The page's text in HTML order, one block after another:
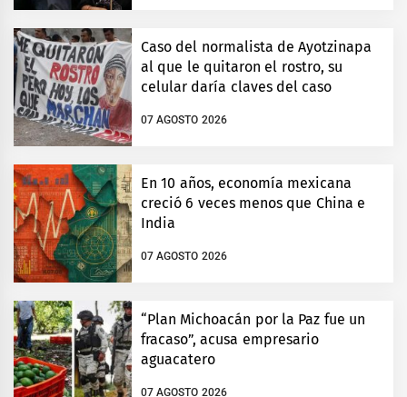
Caso del normalista de Ayotzinapa
al que le quitaron el rostro, su
celular daría claves del caso
07 AGOSTO 2026
En 10 años, economía mexicana
creció 6 veces menos que China e
India
07 AGOSTO 2026
“Plan Michoacán por la Paz fue un
fracaso”, acusa empresario
aguacatero
07 AGOSTO 2026